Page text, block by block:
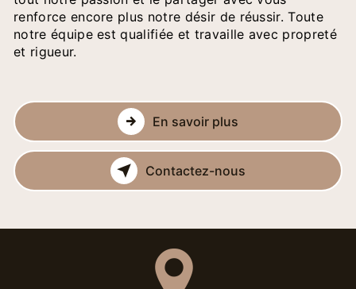
renforce encore plus notre désir de réussir. Toute
notre équipe est qualifiée et travaille avec propreté
et rigueur.
En savoir plus
Contactez-nous